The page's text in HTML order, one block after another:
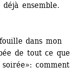
déjà ensemble.
dans mon
de tout ce que